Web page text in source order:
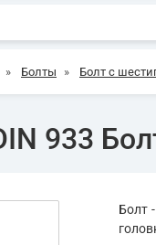
» Болты » Болт с
933
Болт